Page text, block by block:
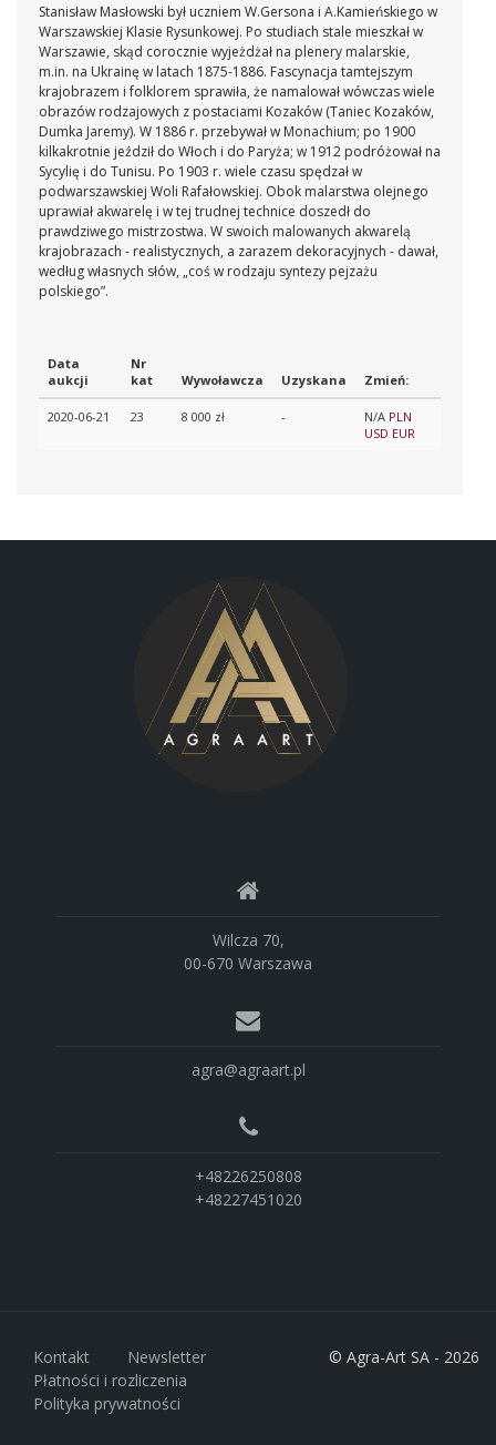
Stanisław Masłowski był uczniem W.Gersona i A.Kamieńskiego w
Warszawskiej Klasie Rysunkowej. Po studiach stale mieszkał w
Warszawie, skąd corocznie wyjeżdżał na plenery malarskie,
m.in. na Ukrainę w latach 1875-1886. Fascynacja tamtejszym
krajobrazem i folklorem sprawiła, że namalował wówczas wiele
obrazów rodzajowych z postaciami Kozaków (Taniec Kozaków,
Dumka Jaremy). W 1886 r. przebywał w Monachium; po 1900
kilkakrotnie jeździł do Włoch i do Paryża; w 1912 podróżował na
Sycylię i do Tunisu. Po 1903 r. wiele czasu spędzał w
podwarszawskiej Woli Rafałowskiej. Obok malarstwa olejnego
uprawiał akwarelę i w tej trudnej technice doszedł do
prawdziwego mistrzostwa. W swoich malowanych akwarelą
krajobrazach - realistycznych, a zarazem dekoracyjnych - dawał,
według własnych słów, „coś w rodzaju syntezy pejzażu
polskiego”.
Data
aukcji
Nr
kat
Wywoławcza Uzyskana Zmień:
2020-06-21 23 8 000 zł - N/A PLN
USD EUR
Wilcza 70,
00-670 Warszawa
agra@agraart.pl
+48226250808
+48227451020
Kontakt
Newsletter
Płatności i rozliczenia
Polityka prywatności
© Agra-Art SA - 2026